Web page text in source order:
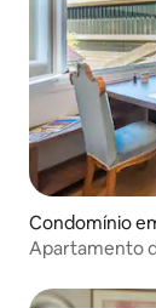
Condomínio
Apartamento